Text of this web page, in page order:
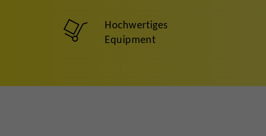
Hochwertiges
Equipment